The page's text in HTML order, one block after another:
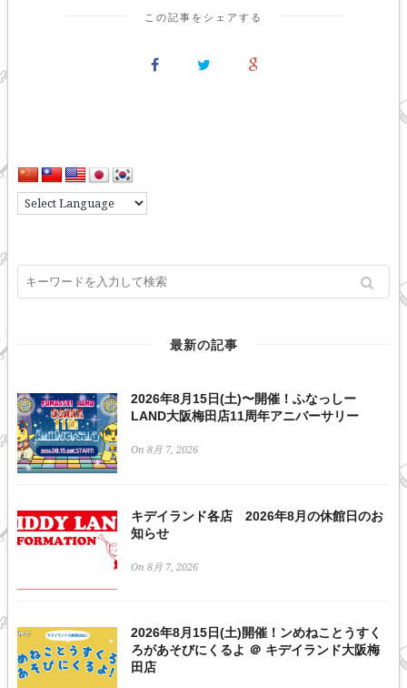
この記事をシェアする
最新の記事
2026年8月15日(土)〜開催！ふなっしー
LAND大阪梅田店11周年アニバーサリー
On 8月 7, 2026
キデイランド各店 2026年8月の休館日のお
知らせ
On 8月 7, 2026
2026年8月15日(土)開催！ンめねことうすく
ろがあそびにくるよ ＠ キデイランド大阪梅
田店